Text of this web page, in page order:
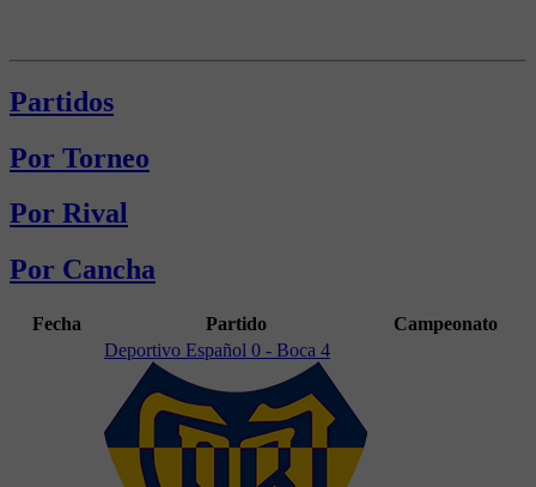
Partidos
Por Torneo
Por Rival
Por Cancha
Fecha Partido
Campeonato
Deportivo Español 0 - Boca 4